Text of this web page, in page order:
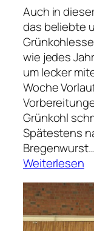
z
w
i
s
c
h
e
n
F
i
s
c
h
b
s
e
u
n
d
K
u
c
h
e
n
:
E
i
n
Auch in
das beliebte
wie jedes
um lecker
Woche
Grünkohl
Spätestens
Bregenwurst…
Weiterlesen:
a
d